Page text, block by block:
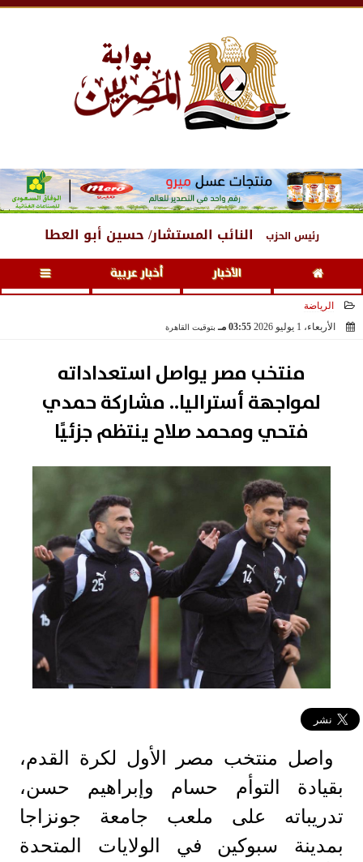
رئيس الحزب النائب المستشار/ حسين أبو العطا
الأخبار أخبار عربية
الرياضة
الأربعاء، 1 يوليو 2026
03:55 مـ بتوقيت القاهرة
منتخب مصر يواصل استعداداته
لمواجهة أستراليا.. مشاركة حمدي
فتحي ومحمد صلاح ينتظم جزئيًا
واصل منتخب مصر الأول لكرة القدم،
بقيادة التوأم حسام وإبراهيم حسن،
تدريباته على ملعب جامعة جونزاجا
بمدينة سبوكين في الولايات المتحدة